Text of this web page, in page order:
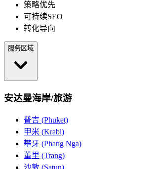
策略优先
可持续SEO
转化导向
服务区域
安达曼海岸/旅游
普吉 (Phuket)
甲米 (Krabi)
攀牙 (Phang Nga)
董里 (Trang)
沙敦 (Satun)